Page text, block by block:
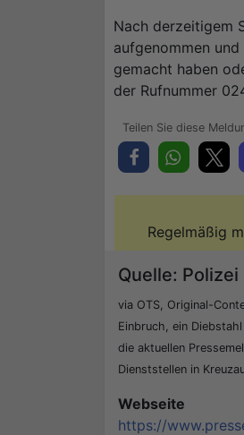
Nach derzeitigem
aufgenommen
gemacht haben
der Rufnummer
Regelmäßig
Quelle: Polizei
via OTS, Original-
Einbruch, ein
die aktuellen
Dienststellen in
Webseite
https://